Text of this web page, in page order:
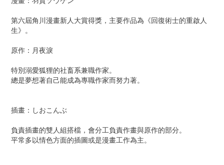
第六屆角川漫畫新人大賞得獎，主要作品為《回復術士的重啟人
生》。
原作：月夜淚
特別溺愛狐狸的社畜系兼職作家。
總是夢想著自己能成為專職作家而努力著。
插畫：しおこんぶ
負責插畫的雙人組搭檔，會分工負責作畫與原作的部分。
平常多以情色方面的插圖或是漫畫工作為主。